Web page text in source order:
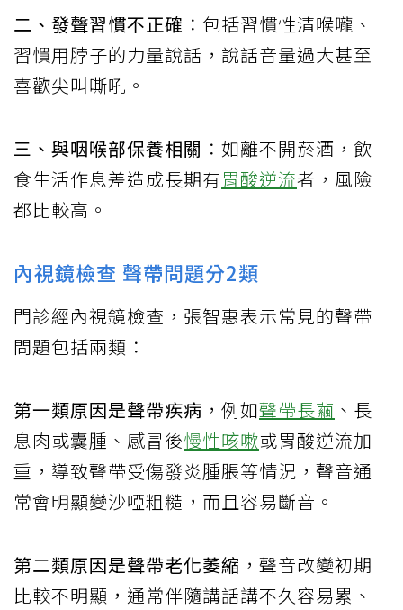
二、發聲習慣不正確 ：包括習慣性清喉嚨、
習慣用脖子的力量說話，說話音量過大甚至
喜歡尖叫嘶吼。
三、與咽喉部保養相關 ：如離不開菸酒，飲
食生活作息差造成長期有胃酸逆流者，風險
都比較高。
內視鏡檢查 聲帶問題分2類
門診經內視鏡檢查，張智惠表示常見的聲帶
問題包括兩類：
第一類原因是聲帶疾病 ，例如聲帶長繭 、長
息肉或囊腫、感冒後慢性咳嗽或胃酸逆流加
重，導致聲帶受傷發炎腫脹等情況，聲音通
常會明顯變沙啞粗糙，而且容易斷音。
第二類原因是聲帶老化萎縮 ，聲音改變初期
比較不明顯，通常伴隨講話講不久容易累、